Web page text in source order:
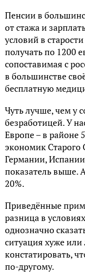
Пенсии в
от стажа и
условий в
получать по 1200
сопоставимая с
в большинстве
бесплатную
Чуть лучше, чем у
безработицей. У
Европе – в районе
экономик Старого
Германии,
показатель выше.
20%.
Приведённые
разница в
однозначно
ситуация хуже
констатировать,
по-другому.